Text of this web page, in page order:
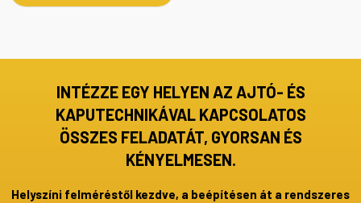
INTÉZZE EGY HELYEN AZ AJTÓ- ÉS
KAPUTECHNIKÁVAL KAPCSOLATOS
ÖSSZES FELADATÁT, GYORSAN ÉS
KÉNYELMESEN.
Helyszíni felméréstől kezdve, a beépítésen át a rendszeres